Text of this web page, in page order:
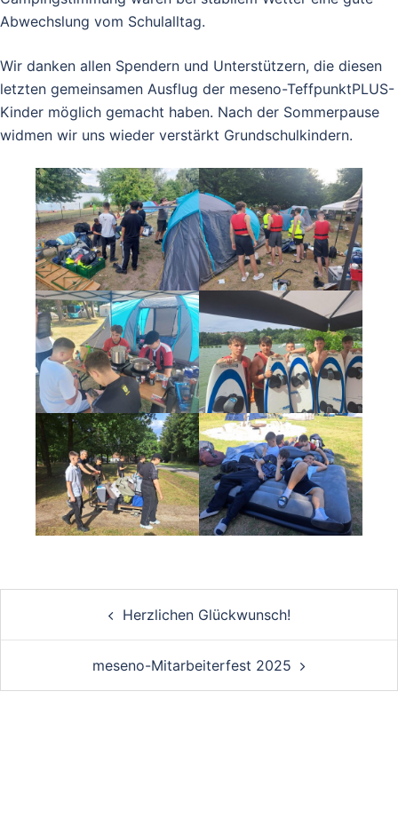
Abwechslung vom Schulalltag.
Wir danken allen Spendern und Unterstützern, die diesen
letzten gemeinsamen Ausflug der meseno-TeffpunktPLUS-
Kinder möglich gemacht haben. Nach der Sommerpause
widmen wir uns wieder verstärkt Grundschulkindern.
Herzlichen Glückwunsch!
meseno-Mitarbeiterfest 2025